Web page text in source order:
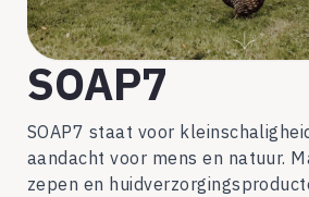
SOAP7
SOAP7 staat voor
aandacht voor mens en natuur.
zepen en